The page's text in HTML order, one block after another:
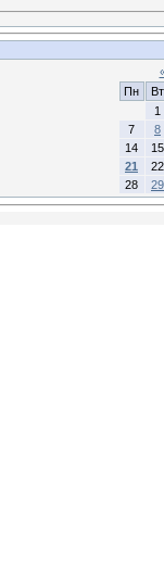
Пн
Вт
1
7
8
14
15
21
22
28
29